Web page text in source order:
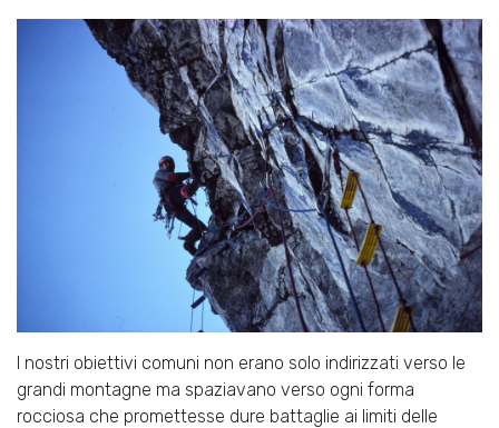
I nostri obiettivi comuni non erano solo indirizzati verso le
grandi montagne ma spaziavano verso ogni forma
rocciosa che promettesse dure battaglie ai limiti delle